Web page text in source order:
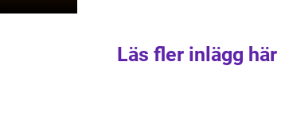
Läs fler inlägg här